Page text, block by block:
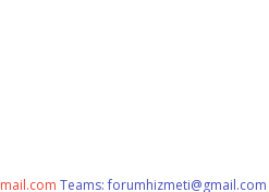
Teams:forumhizmeti@gmail.com